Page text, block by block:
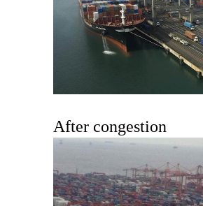
After congestion